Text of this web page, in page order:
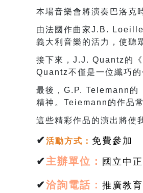
本場音樂會將演奏巴洛克
由法國作曲家J.B.
義大利音樂的活力，使聽
接下來， J.J. Quantz 的《
Quantz不僅是一位纖巧
最後， G.P. Telemann 的
精神。 Teiemann 的作品
這些精彩作品的演出將使
✔活動方式 ： 免費參加
✔主辦單位： 國立中
✔洽詢電話： 推廣教